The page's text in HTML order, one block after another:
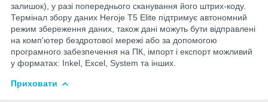
залишок), у разі попереднього сканування його штрих-коду.
Термінал збору даних Heroje T5 Elite підтримує автономний
режим збереження даних, також дані можуть бути відправлені
на комп'ютер бездротової мережі або за допомогою
програмного забезпечення на ПК, імпорт і експорт можливий
у форматах: Inkel, Excel, System та інших.
Приховати